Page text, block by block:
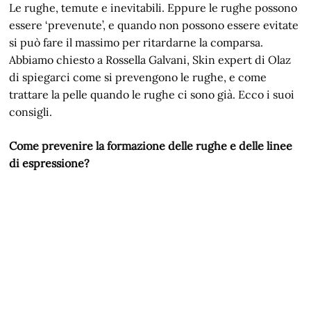
Le rughe, temute e inevitabili. Eppure le rughe possono
essere ‘prevenute’, e quando non possono essere evitate
si può fare il massimo per ritardarne la comparsa.
Abbiamo chiesto a Rossella Galvani, Skin expert di Olaz
di spiegarci come si prevengono le rughe, e come
trattare la pelle quando le rughe ci sono già. Ecco i suoi
consigli.
Come prevenire la formazione delle rughe e delle linee
di espressione?